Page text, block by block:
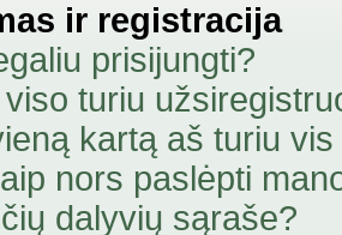
ir registracija
prisijungti?
turiu
kartą aš turiu
nors paslėpti
dalyvių sąraše?